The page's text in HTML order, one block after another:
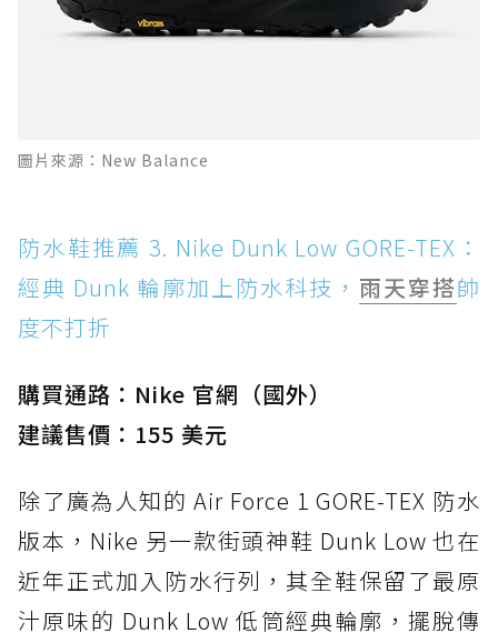
圖片來源：New Balance
防水鞋推薦 3. Nike Dunk Low GORE-TEX：
經典 Dunk 輪廓加上防水科技， 雨天穿搭帥
度不打折
購買通路：Nike 官網（國外）
建議售價：155 美元
除了廣為人知的 Air Force 1 GORE-TEX 防水
版本，Nike 另一款街頭神鞋 Dunk Low 也在
近年正式加入防水行列，其全鞋保留了最原
汁原味的 Dunk Low 低筒經典輪廓，擺脫傳